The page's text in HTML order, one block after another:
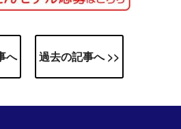
へ 過去の記事へ >>